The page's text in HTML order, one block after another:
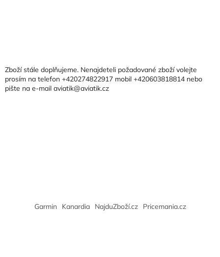
aZboží stále doplňujeme. Nenajdeteli požadované zboží volejte
prosím na telefon +420274822917 mobil +420603818814 nebo
pište na e-mail aviatik@aviatik.cz
Garmin Kanardia NajduZboží.cz Pricemania.cz